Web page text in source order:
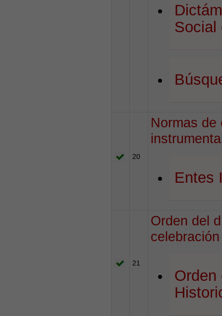
Social
20
Normas de
Entes
21
Orden del
celebración
Orden